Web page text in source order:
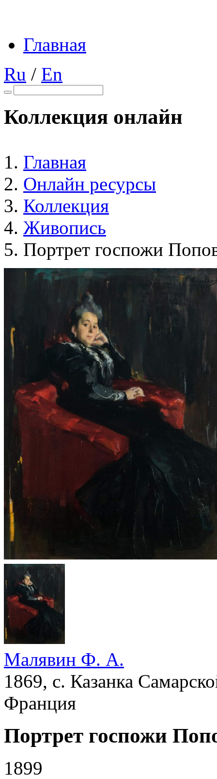
Главная
Ru / En
Коллекция онлайн
Главная
Онлайн ресурсы
Коллекция
Живопись
Портрет госпожи
Малявин Ф. А.
1869, с. Казанка
Франция
Портрет госпожи
1899